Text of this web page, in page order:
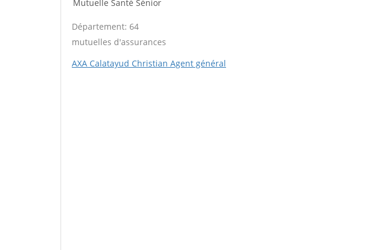
Mutuelle Santé Sénior
Département: 64
mutuelles d'assurances
AXA Calatayud Christian Agent général